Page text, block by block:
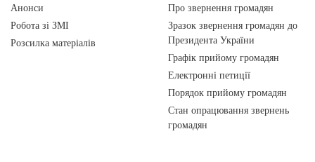
Анонси
Робота зі ЗМІ
Розсилка матеріалів
Про звернення громадян
Зразок звернення громадян до
Президента України
Графік прийому громадян
Електронні петиції
Порядок прийому громадян
Стан опрацювання звернень
громадян